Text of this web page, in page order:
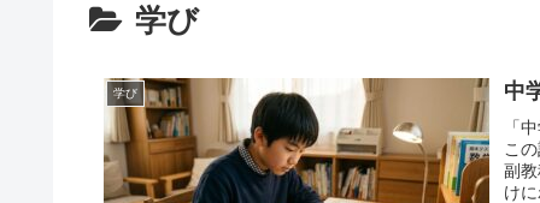
学び
学び 中
「
こ
副
け